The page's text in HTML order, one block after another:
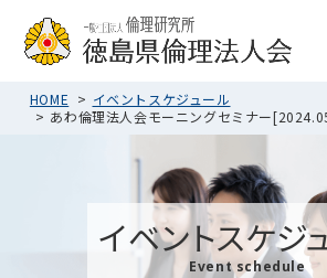
HOME
イベントスケジュール
あわ倫理法人会モーニングセミナー
イベントスケジ
Event schedule